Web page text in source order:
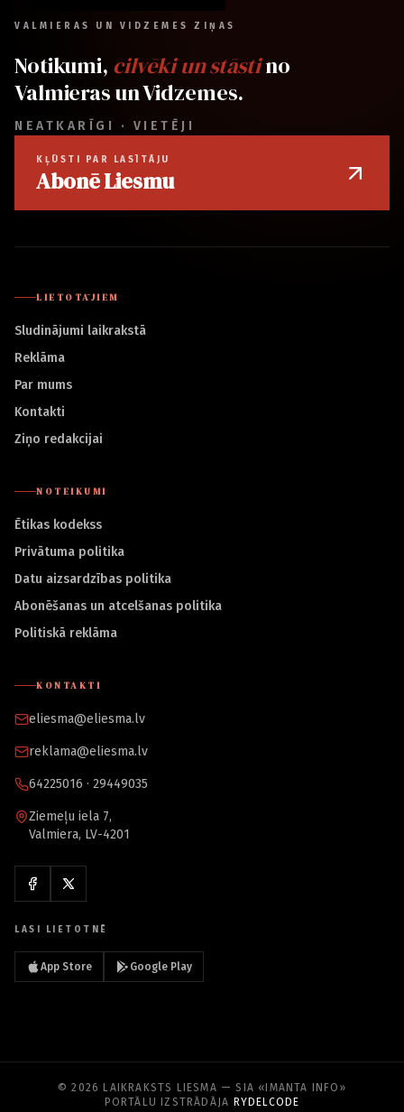
VALMIERAS UN VIDZEMES ZIŅAS
Notikumi, cilvēki un stāstino
Valmieras un Vidzemes.
NEATKARĪGI · VIETĒJI
KĻŪSTI PAR LASĪTĀJU
Abonē Liesmu
LIETOTĀJIEM
Sludinājumi laikrakstā
Reklāma
Par mums
Kontakti
Ziņo redakcijai
NOTEIKUMI
Ētikas kodekss
Privātuma politika
Datu aizsardzības politika
Abonēšanas un atcelšanas politika
Politiskā reklāma
KONTAKTI
eliesma@eliesma.lv
reklama@eliesma.lv
64225016 · 29449035
Ziemeļu iela 7,
Valmiera, LV-4201
LASI LIETOTNĒ
App Store Google Play
© 2026 LAIKRAKSTS LIESMA — SIA «IMANTA INFO»
PORTĀLU IZSTRĀDĀJA RYDELCODE